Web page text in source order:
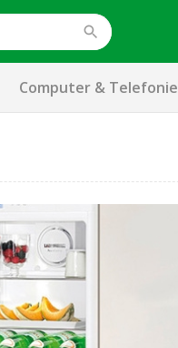
Computer & Telefonie